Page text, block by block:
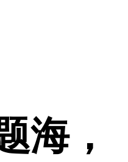
海，